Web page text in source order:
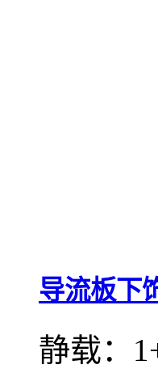
导流板下
静载：